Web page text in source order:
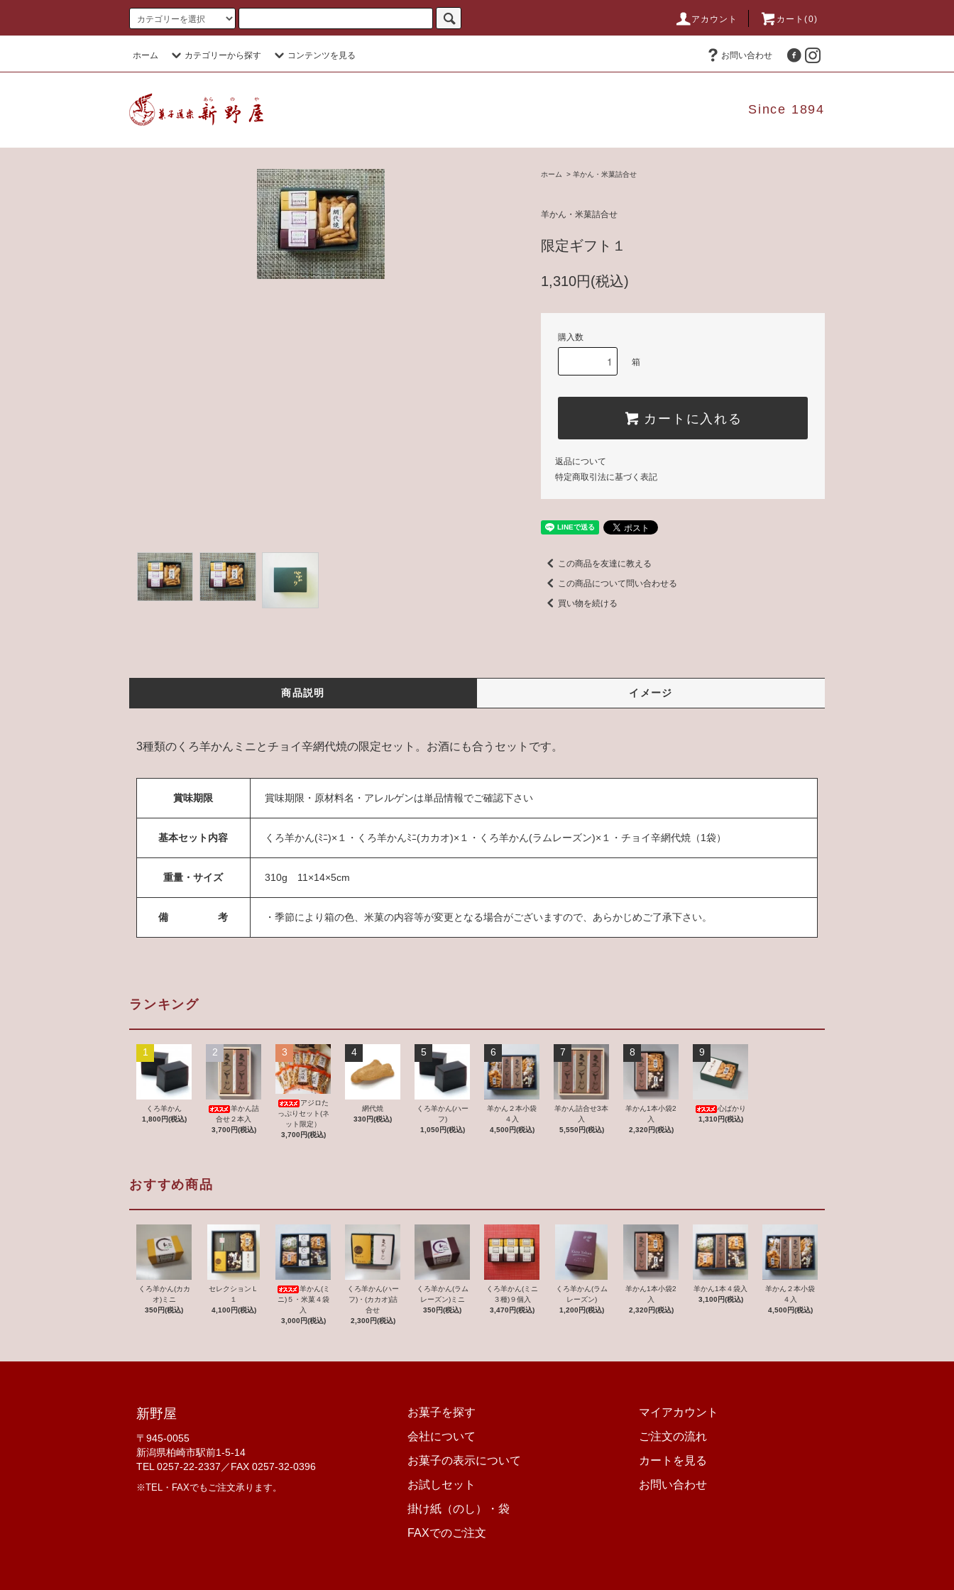
アカウント カート(0)
ホーム カテゴリーから探す コンテンツを見る お問い合わせ
Since 1894
ホーム > 羊かん・米菓詰合せ
羊かん・米菓詰合せ
限定ギフト１
1,310円(税込)
購入数
箱
カートに入れる
返品について
特定商取引法に基づく表記
この商品を友達に教える
この商品について問い合わせる
買い物を続ける
商品説明 イメージ
3種類のくろ羊かんミニとチョイ辛網代焼の限定セット。お酒にも合うセットです。
賞味期限 賞味期限・原材料名・アレルゲンは単品情報でご確認下さい
基本セット内容 くろ羊かん(ﾐﾆ)×１・くろ羊かんﾐﾆ(カカオ)×１・くろ羊かん(ラムレーズン)×１・チョイ辛網代焼（1袋）
重量・サイズ 310g 11×14×5cm
備 考 ・季節により箱の色、米菓の内容等が変更となる場合がございますので、あらかじめご了承下さい。
ランキング
1
くろ羊かん
1,800円(税込)
2
羊かん詰
合せ２本入
3,700円(税込)
3
アジロた
っぷりセット(ネ
ット限定）
3,700円(税込)
4
網代焼
330円(税込)
5
くろ羊かん(ハー
フ)
1,050円(税込)
6
羊かん２本小袋
４入
4,500円(税込)
7
羊かん詰合せ3本
入
5,550円(税込)
8
羊かん1本小袋2
入
2,320円(税込)
9
心ばかり
1,310円(税込)
おすすめ商品
くろ羊かん(カカ
オ)ミニ
350円(税込)
セレクションＬ
１
4,100円(税込)
羊かん(ミ
ニ)５・米菓４袋
入
3,000円(税込)
くろ羊かん(ハー
フ)・(カカオ)詰
合せ
2,300円(税込)
くろ羊かん(ラム
レーズン)ミニ
350円(税込)
くろ羊かん(ミニ
３種)９個入
3,470円(税込)
くろ羊かん(ラム
レーズン)
1,200円(税込)
羊かん1本小袋2
入
2,320円(税込)
羊かん1本４袋入
3,100円(税込)
羊かん２本小袋
４入
4,500円(税込)
新野屋
〒945-0055
新潟県柏崎市駅前1-5-14
TEL 0257-22-2337／FAX 0257-32-0396
※TEL・FAXでもご注文承ります。
お菓子を探す
会社について
お菓子の表示について
お試しセット
掛け紙（のし）・袋
FAXでのご注文
マイアカウント
ご注文の流れ
カートを見る
お問い合わせ